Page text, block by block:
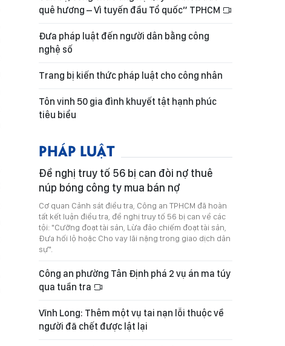
quê hương – Vì tuyến đầu Tổ quốc” TPHCM
Đưa pháp luật đến người dân bằng công
nghệ số
Trang bị kiến thức pháp luật cho công nhân
Tôn vinh 50 gia đình khuyết tật hạnh phúc
tiêu biểu
PHÁP LUẬT
Đề nghị truy tố 56 bị can đòi nợ thuê
núp bóng công ty mua bán nợ
Cơ quan Cảnh sát điều tra, Công an TPHCM đã hoàn
tất kết luận điều tra, đề nghị truy tố 56 bị can về các
tội: "Cưỡng đoạt tài sản, Lừa đảo chiếm đoạt tài sản,
Đưa hối lộ hoặc Cho vay lãi nặng trong giao dịch dân
sự".
Công an phường Tân Định phá 2 vụ án ma túy
qua tuần tra
Vĩnh Long: Thêm một vụ tai nạn lỗi thuộc về
người đã chết được lật lại